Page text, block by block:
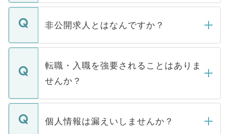
ご登録いただきましたら、弊社担当者がご
登録内容を確認し、その後メールもしくは
ます。通常、5営業日以内にはご連絡をせて
いただきますので、しばらくお待ちくださ
非公開求人とはなんですか？
マイナビDOCTORで取り扱っている求人の
うち約3割は、Webサイトからご覧いただ
けない「非公開求人」です。非公開求人は
下記の理由によって、一般には公開してい
ません。
■応募殺到を避けるため 人気のある医療機
転職・入職を強要されることはありま
せんか？
転職・入職を強要することは一切ありませ
ん。また、仮に応募先から内定をいただい
個人情報は漏えいしませんか？